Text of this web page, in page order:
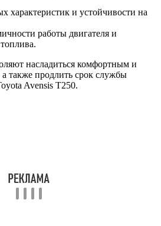
характеристик и устойчивости на
работы двигателя и
насладиться комфортным и
также продлить срок службы
Avensis T250.